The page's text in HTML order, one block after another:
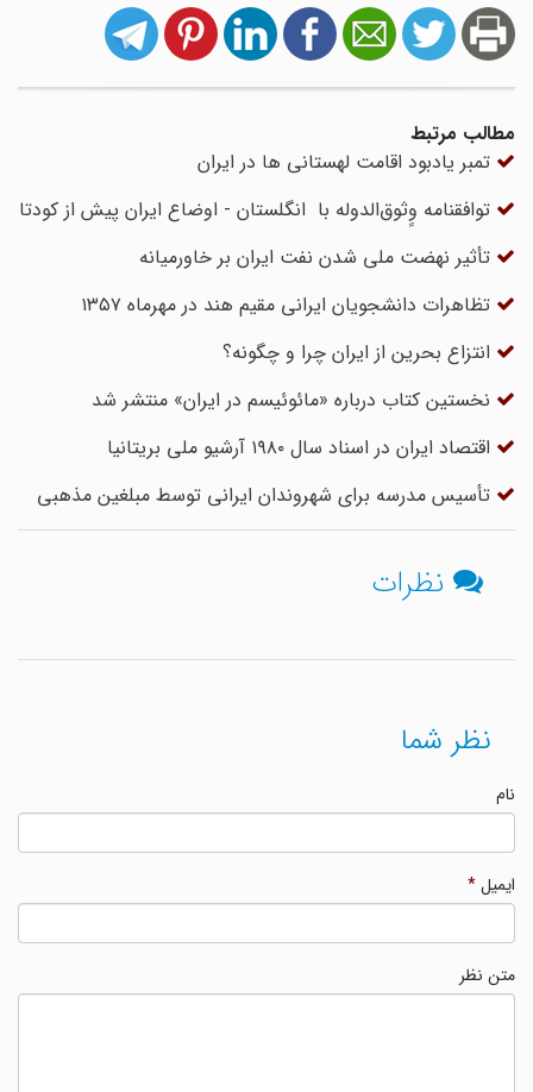
مطالب مرتبط
تمبر یادبود اقامت لهستانی ها در ایران
توافقنامه وٍثوق‌الدوله با انگلستان - اوضاع ایران پیش از کودتا
تأثیر نهضت ملی شدن نفت ایران بر خاورمیانه
تظاهرات دانشجویان ایرانی مقیم هند در مهرماه ۱۳۵۷
انتزاع بحرین از ایران چرا و چگونه؟
نخستین کتاب درباره «مائوئیسم در ایران» منتشر شد
اقتصاد ایران در اسناد سال ۱۹۸۰ آرشیو ملی بریتانیا
تأسیس مدرسه برای شهروندان ایرانی توسط مبلغین مذهبی
نظرات
نظر شما
ایمیل*
متن نظر